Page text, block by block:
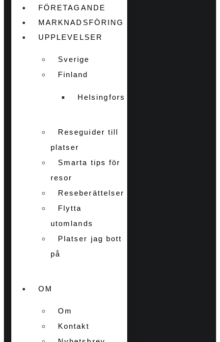
FÖRETAGANDE
MARKNADSFÖRING
UPPLEVELSER
Sverige
Finland
Helsingfors
Reseguider till
platser
Smarta tips för
resor
Reseberättelser
Flytta
utomlands
Platser jag bott
på
OM
Om
Kontakt